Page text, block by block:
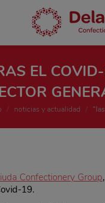
EL
aquí:
noticias y actualidad
Confectionery Group
19.